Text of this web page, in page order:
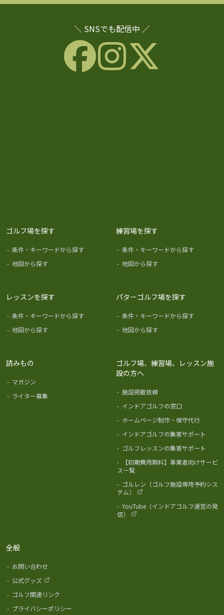
＼ SNSでも配信中 ／
ゴルフ場を探す
- 条件・キーワードから探す
- 地図から探す
練習場を探す
- 条件・キーワードから探す
- 地図から探す
レッスンを探す
- 条件・キーワードから探す
- 地図から探す
パターゴルフ場を探す
- 条件・キーワードから探す
- 地図から探す
読みもの
- マガジン
- ライター募集
ゴルフ場、練習場、レッスン施
設の方へ
- 施設掲載依頼
- インドアゴルフの窓口
- ホームページ制作・保守代行
- インドアゴルフの集客サポート
- ゴルフレッスンの集客サポート
-
【初期費用無料】事業者向けサービ
ス一覧
- ゴルレン（ゴルフ施設専用予約シス
テム）
- YouTube（インドアゴルフ運営の発
信）
全般
- お問い合わせ
- 公式グッズ
- ゴルフ関連リンク
- プライバシーポリシー